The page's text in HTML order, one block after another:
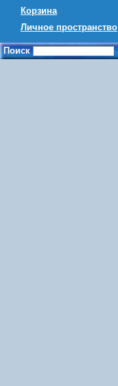
Корзина
Личное пространство
Поиск